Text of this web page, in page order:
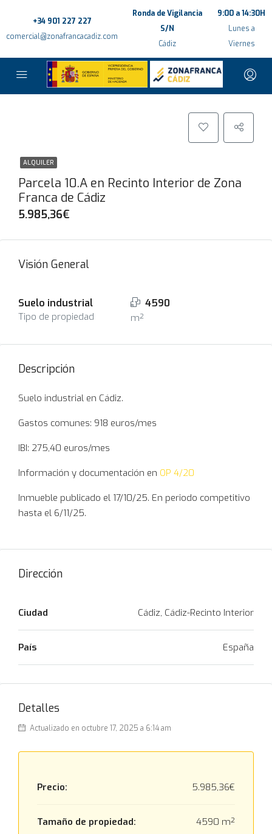
+34 901 227 227
comercial@zonafrancacadiz.com
Ronda de Vigilancia
S/N
Cádiz
9:00 a 14:30H
Lunes a
Viernes
ALQUILER
Parcela 10.A en Recinto Interior de Zona
Franca de Cádiz
5.985,36€
Visión General
Suelo industrial
Tipo de propiedad
4590
m²
Descripción
Suelo industrial en Cádiz.
Gastos comunes: 918 euros/mes
IBI: 275,40 euros/mes
Información y documentación en OP 4/20
Inmueble publicado el 17/10/25. En periodo competitivo
hasta el 6/11/25.
Dirección
Ciudad Cádiz, Cádiz-Recinto Interior
País España
Detalles
Actualizado en octubre 17, 2025 a 6:14 am
Precio: 5.985,36€
Tamaño de propiedad: 4590 m²